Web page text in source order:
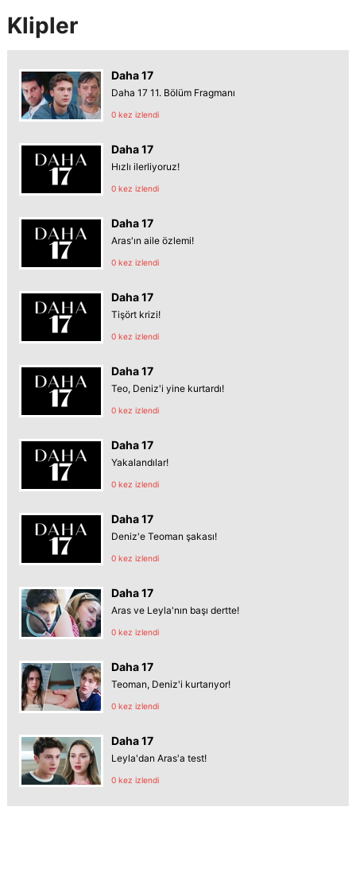
Klipler
Daha 17
Daha 17 11. Bölüm Fragmanı
0 kez izlendi
Daha 17
Hızlı ilerliyoruz!
0 kez izlendi
Daha 17
Aras'ın aile özlemi!
0 kez izlendi
Daha 17
Tişört krizi!
0 kez izlendi
Daha 17
Teo, Deniz'i yine kurtardı!
0 kez izlendi
Daha 17
Yakalandılar!
0 kez izlendi
Daha 17
Deniz'e Teoman şakası!
0 kez izlendi
Daha 17
Aras ve Leyla'nın başı dertte!
0 kez izlendi
Daha 17
Teoman, Deniz'i kurtarıyor!
0 kez izlendi
Daha 17
Leyla'dan Aras'a test!
0 kez izlendi